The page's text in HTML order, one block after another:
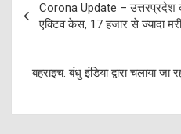
navigation
Corona Update – उत्तरप्रदेश
एक्टिव केस, 17 हजार से ज्यादा
बहराइच: बंधु इंडिया द्वारा चलाया